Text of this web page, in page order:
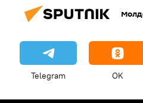
Telegram OK